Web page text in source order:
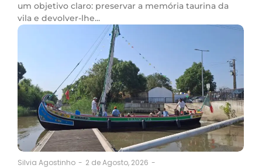
um objetivo claro: preservar a memória taurina da
vila e devolver-lhe...
Silvia Agostinho - 2 de Agosto, 2026 -